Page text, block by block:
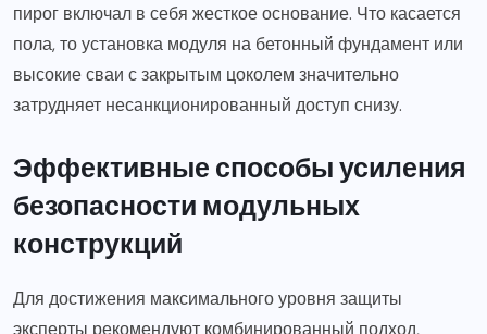
пирог включал в себя жесткое основание. Что касается
пола, то установка модуля на бетонный фундамент или
высокие сваи с закрытым цоколем значительно
затрудняет несанкционированный доступ снизу.
Эффективные способы усиления
безопасности модульных
конструкций
Для достижения максимального уровня защиты
эксперты рекомендуют комбинированный подход,